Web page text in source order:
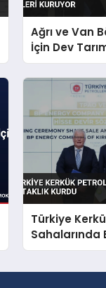
Ağrı ve Van
İçin Dev
Türkiye
Sahalarında
Kurdu